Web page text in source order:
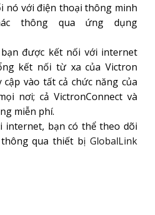
nó với điện thoại thông minh
thông qua ứng dụng
bạn được kết nối với internet
kết nối từ xa của Victron
vào tất cả chức năng của
nơi; cả VictronConnect và
miễn phí.
internet, bạn có thể theo dõi
qua thiết bị GlobalLink